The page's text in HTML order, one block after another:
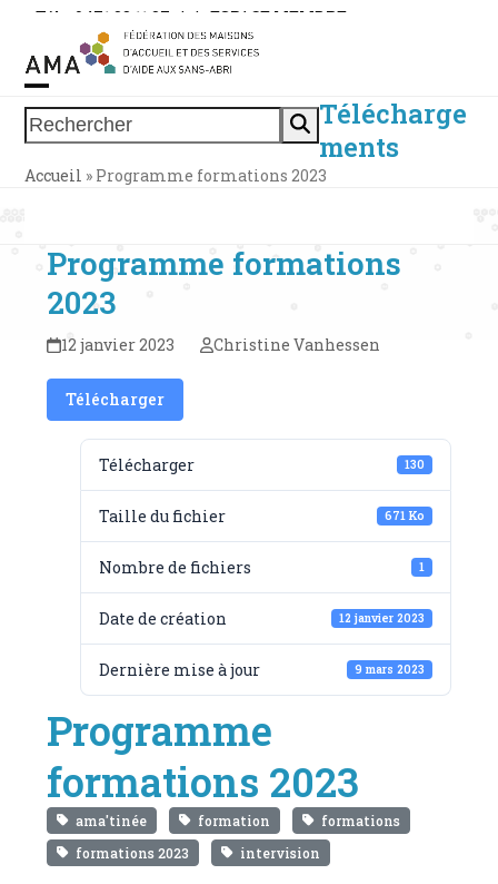
Skip
content
Tél. : 0471 38 11 37 | | ESPACE MEMBRE
Rechercher
Open
mobile
menu
Close
mobile
menu
Télécharge
ments
Accueil » Programme formations 2023
Programme formations
2023
12 janvier 2023 Christine Vanhessen
Télécharger
Télécharger 130
Taille du fichier 671 Ko
Nombre de fichiers 1
Date de création 12 janvier 2023
Dernière mise à jour 9 mars 2023
Programme
formations 2023
ama'tinée formation
formations
formations 2023
intervision